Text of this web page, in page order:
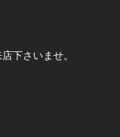
下さいませ。